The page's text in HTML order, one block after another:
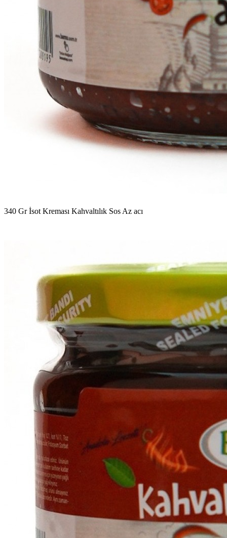
340 Gr İsot Kreması Kahvaltılık Sos Az acı